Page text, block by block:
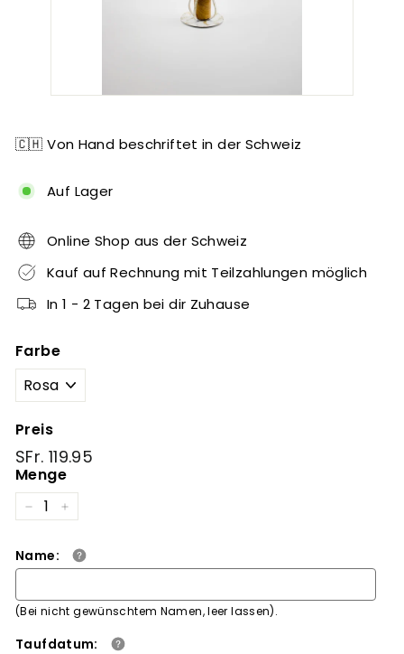
🇨🇭 Von Hand beschriftet in der Schweiz
Auf Lager
Online Shop aus der Schweiz
Kauf auf Rechnung mit Teilzahlungen möglich
In 1 - 2 Tagen bei dir Zuhause
Farbe
Preis
Normaler
Preis
SFr. 119.95
Menge
− +
Name:
(Bei nicht gewünschtem Namen, leer lassen).
Taufdatum: